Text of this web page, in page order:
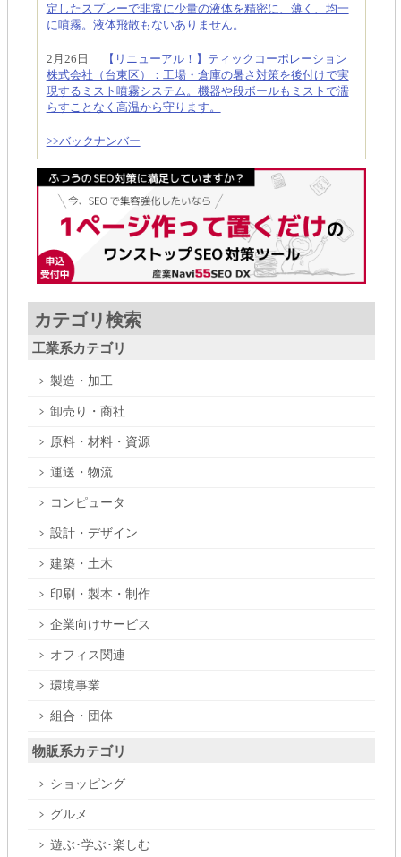
定したスプレーで非常に少量の液体を精密に、薄く、均一
に噴霧。液体飛散もないありません。
2月26日
【リニューアル！】ティックコーポレーション
株式会社（台東区）：工場・倉庫の暑さ対策を後付けで実
現するミスト噴霧システム。機器や段ボールもミストで濡
らすことなく高温から守ります。
>>バックナンバー
カテゴリ検索
工業系カテゴリ
製造・加工
卸売り・商社
原料・材料・資源
運送・物流
コンピュータ
設計・デザイン
建築・土木
印刷・製本・制作
企業向けサービス
オフィス関連
環境事業
組合・団体
物販系カテゴリ
ショッピング
グルメ
遊ぶ･学ぶ･楽しむ